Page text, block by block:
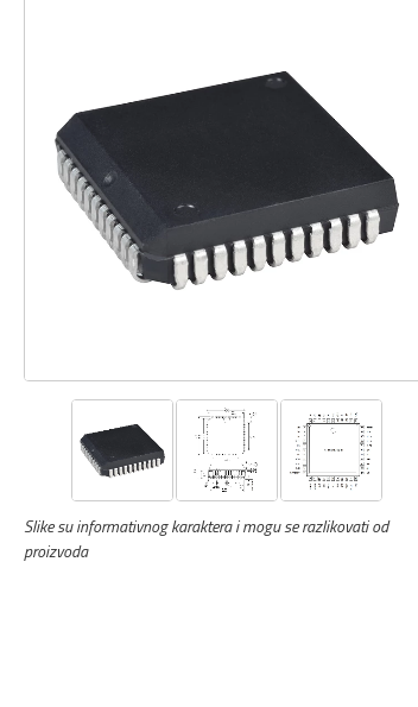
Slike su informativnog karaktera i mogu se razlikovati od
proizvoda